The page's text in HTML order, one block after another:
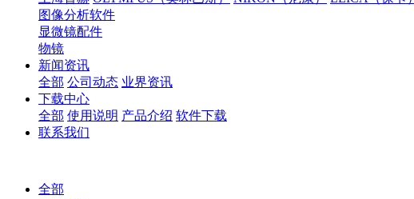
图像分析软件
显微镜配件
物镜
新闻资讯
全部 公司动态 业界资讯
下载中心
全部 使用说明 产品介绍 软件下载
联系我们
全部